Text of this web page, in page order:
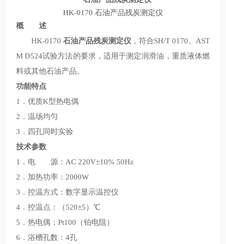
HK-0170 石油产品残炭测定仪
概 述
HK-0170 石油产品残炭测定仪 ，符合SH/T 0170、AST
M D524试验方法的要求，适用于测定润滑油，重质液体燃
料或其他石油产品。
功能特点
1．优质K型热电偶
2．温场均匀
3．四孔同时实验
技术参数
1．电 源：AC 220V±10% 50Hz
2．加热功率：2000W
3．控温方式：数字显示温控仪
4．控温点：（520±5）℃
5．热电偶：Pt100（铂电阻）
6．浴槽孔数：4孔